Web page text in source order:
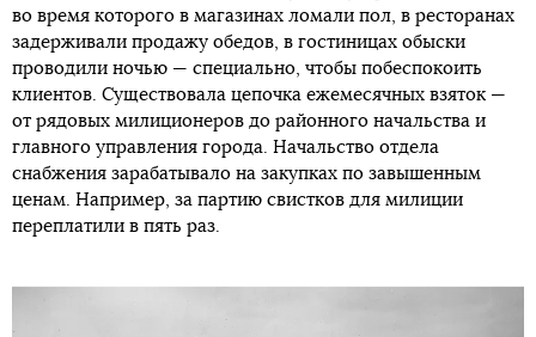
во время которого в магазинах ломали пол, в ресторанах
задерживали продажу обедов, в гостиницах обыски
проводили ночью — специально, чтобы побеспокоить
клиентов. Существовала цепочка ежемесячных взяток —
от рядовых милиционеров до районного начальства и
главного управления города. Начальство отдела
снабжения зарабатывало на закупках по завышенным
ценам. Например, за партию свистков для милиции
переплатили в пять раз.